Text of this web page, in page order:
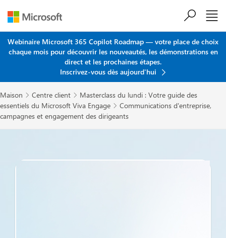
Webinaire Microsoft 365 Copilot Roadmap — votre place de choix
chaque mois pour découvrir les nouveautés, les démonstrations en
direct et les prochaines étapes.
Inscrivez-vous dès aujourd'hui
Maison  Centre client 
Masterclass du lundi : Votre guide des
essentiels du Microsoft Viva Engage
 Communications d'entreprise,
campagnes et engagement des dirigeants